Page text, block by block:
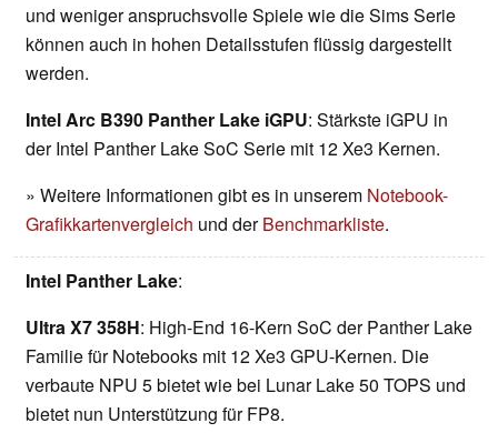
und weniger anspruchsvolle Spiele wie die Sims Serie
können auch in hohen Detailsstufen flüssig dargestellt
werden.
Intel Arc B390 Panther Lake iGPU: Stärkste iGPU in
der Intel Panther Lake SoC Serie mit 12 Xe3 Kernen.
» Weitere Informationen gibt es in unserem Notebook-
Grafikkartenvergleich und derBenchmarkliste.
Intel Panther Lake:
Ultra X7 358H: High-End 16-Kern SoC der Panther Lake
Familie für Notebooks mit 12 Xe3 GPU-Kernen. Die
verbaute NPU 5 bietet wie bei Lunar Lake 50 TOPS und
bietet nun Unterstützung für FP8.